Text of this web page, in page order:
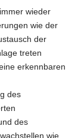
wieder
wie der
der
treten
erkennbaren
des
des
wie